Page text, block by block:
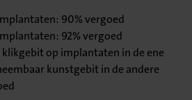
90% vergoed
92% vergoed
op implantaten in de ene
kunstgebit in de andere